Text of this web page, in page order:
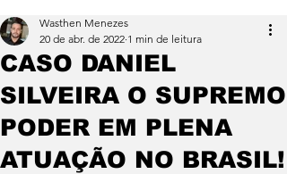
CASO DANIEL
SILVEIRA O SUPREMO
PODER EM PLENA
ATUAÇÃO NO BRASIL!
Wasthen Menezes
20 de abr. de 2022 1 min de leitura